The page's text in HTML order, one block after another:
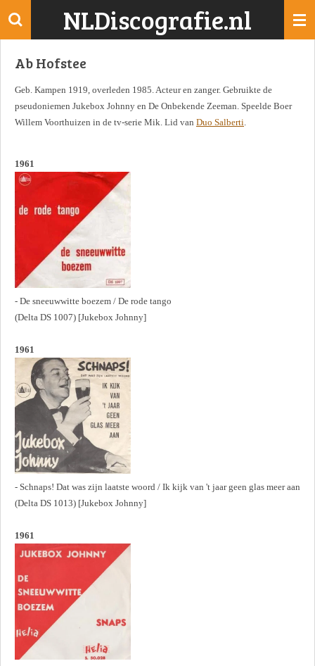
Ga
de
NLDiscografie.nl
Ab Hofstee
Geb. Kampen 1919, overleden 1985. Acteur en zanger. Gebruikte de
pseudoniemen Jukebox Johnny en De Onbekende Zeeman. Speelde Boer
Willem Voorthuizen in de tv-serie Mik. Lid van Duo Salberti.
1961
- De sneeuwwitte boezem / De rode tango
(Delta DS 1007) [Jukebox Johnny]
1961
- Schnaps! Dat was zijn laatste woord / Ik kijk van 't jaar geen glas meer aan
(Delta DS 1013) [Jukebox Johnny]
1961